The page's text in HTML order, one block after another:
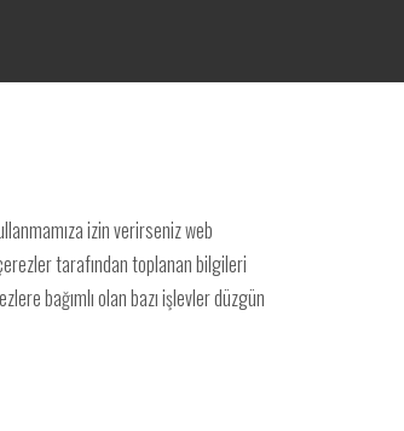
izin verirseniz web
tarafından toplanan bilgileri
bağımlı olan bazı işlevler düzgün